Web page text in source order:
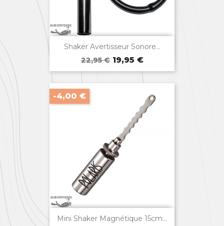
Shaker Avertisseur Sonore...
Prix
de
22,95 € Prix
19,95 €
 Aperçu rapide
Mini Shaker Magnétique 15cm...
-4,00 €
Aperçu rapide